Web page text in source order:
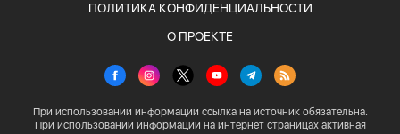
ПОЛИТИКА КОНФИДЕНЦИАЛЬНОСТИ
О ПРОЕКТЕ
При использовании информации ссылка на источник обязательна.
При использовании информации на интернет страницах активная